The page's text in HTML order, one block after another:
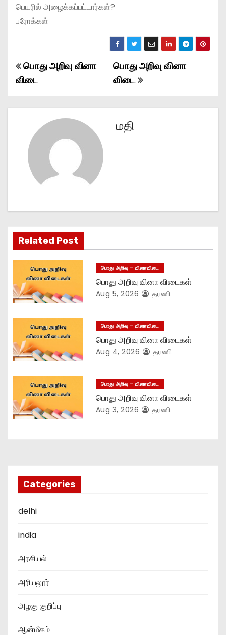
பெயரில் அழைக்கப்பட்டார்கள்?
பரோக்கள்
P
s
i
g
a
t
i
o
n
பொது அறிவு வினா
விடை
பொது அறிவு வினா
விடை
மதி
Related Post
பொது அறிவு – வினாவிடை
பொது அறிவு வினா விடைகள்
Aug 5, 2026 தரணி
பொது அறிவு – வினாவிடை
பொது அறிவு வினா விடைகள்
Aug 4, 2026 தரணி
பொது அறிவு – வினாவிடை
பொது அறிவு வினா விடைகள்
Aug 3, 2026 தரணி
Categories
delhi
india
அரசியல்
அரியலூர்
அழகு குறிப்பு
ஆன்மீகம்